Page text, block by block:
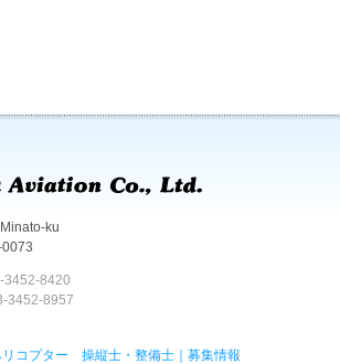
ku
3452-8420
3452-8957
リコプター 操縦士・整備士｜募集情報